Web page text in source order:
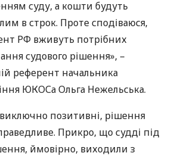
суду, а кошти будуть
в строк. Проте сподіваюся,
РФ вживуть потрібних
судового рішення», –
референт начальника
ЮКОСа Ольга Нежельська.
позитивні, рішення
Прикро, що судді під
ймовірно, виходили з